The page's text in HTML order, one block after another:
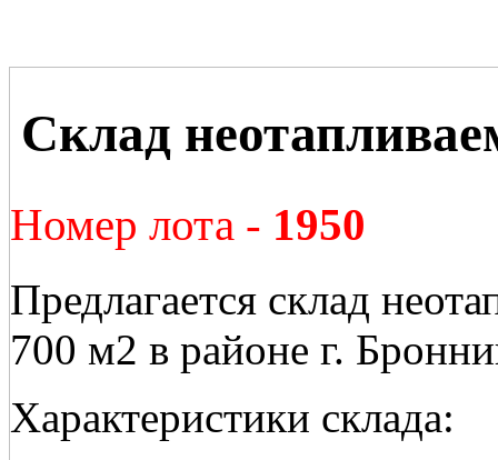
Склад
Номер лота - 1950
Предлагается склад
700 м2 в районе г.
Характеристики склада: